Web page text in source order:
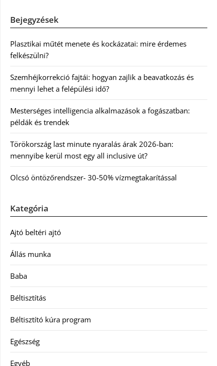
Bejegyzések
Plasztikai műtét menete és kockázatai: mire érdemes
felkészülni?
Szemhéjkorrekció fajtái: hogyan zajlik a beavatkozás és
mennyi lehet a felépülési idő?
Mesterséges intelligencia alkalmazások a fogászatban:
példák és trendek
Törökország last minute nyaralás árak 2026-ban:
mennyibe kerül most egy all inclusive út?
Olcsó öntözőrendszer- 30-50% vízmegtakarítással
Kategória
Ajtó beltéri ajtó
Állás munka
Baba
Béltisztítás
Béltisztító kúra program
Egészség
Egyéb